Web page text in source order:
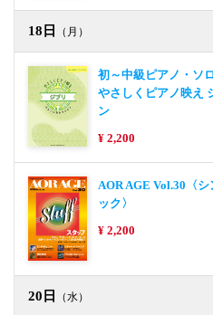
18日 （月）
初～中級ピアノ・ソロ
やさしくピアノ映え
ン
¥ 2,200
AOR AGE Vol.30〈
ック〉
¥ 2,200
20日 （水）